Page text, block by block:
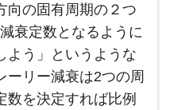
向の固有周期の２つ
衰定数となるように
よう」というような
ーリー減衰は2つの周
数を決定すれば比例